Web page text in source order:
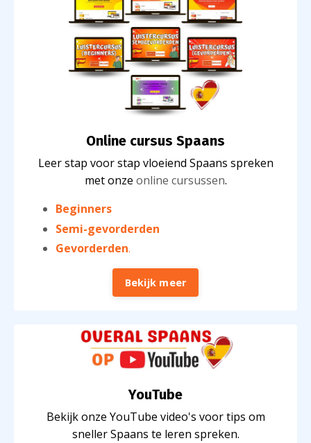
Online cursus Spaans
Leer stap voor stap vloeiend Spaans spreken
met onze online cursussen.
Beginners
Semi-gevorderden
Gevorderden.
Bekijk meer
YouTube
Bekijk onze YouTube video's voor tips om
sneller Spaans te leren spreken.